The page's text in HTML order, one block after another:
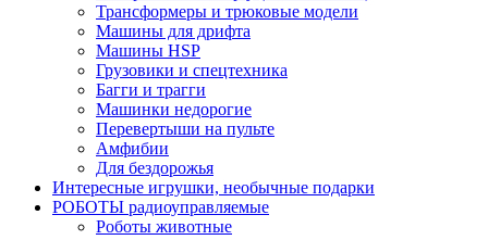
Трансформеры и трюковые модели
Машины для дрифта
Машины HSP
Грузовики и спецтехника
Багги и трагги
Машинки недорогие
Перевертыши на пульте
Амфибии
Для бездорожья
Интересные игрушки, необычные подарки
РОБОТЫ радиоуправляемые
Роботы животные